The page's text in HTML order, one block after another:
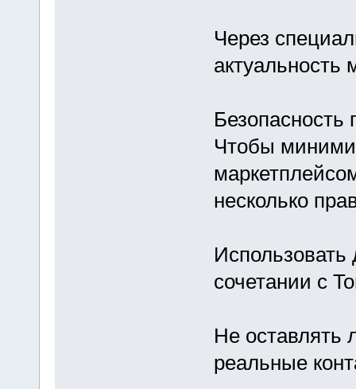
Через
актуальность
Безопасность
Чтобы
несколько
сочетании с
Не оставлять
реальные